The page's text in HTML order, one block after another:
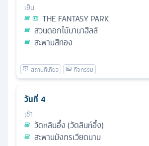
เย็น
THE FANTASY PARK
สวนดอกไม้บานาฮิลล์
สะพานสีทอง
วันที่ 4
เช้า
วัดหลินอึ๋ง (วัดลินห์อึ๋ง)
สะพานมังกรเวียดนาม